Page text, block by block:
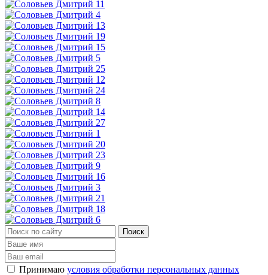
Принимаю условия обработки персональных данных